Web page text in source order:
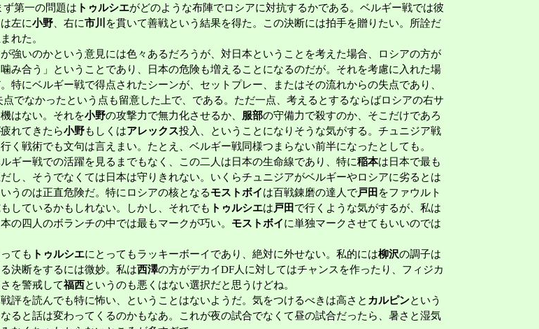
第一の問題は トゥルシエがどのような布陣でロシアに対抗するかである。ベルギー戦では彼
左に小野 、右に市川
を貫いて善戦という結果を得た。この決断には拍手を贈りたい。所詮だ
れた。
いのかという意見には色々あるだろうが、対日本ということを考えた場合、ロシアの方が
み合う」ということであり、日本の危険も増えることになるのだが。それを考慮に入れた場
にベルギー戦で得点されたシーンが、セットプレー、またはその流れからの失点であり、
でなかったという点も留意した上で、である。ただ一点、考えるとするならばロシアの右サ
はない。それを小野の攻撃力で無力化させるか、 服部の守備力で殺すのか、そこだけであろ
れてきたら小野もしくはアレックス投入、ということになりそうな気がする。チュニジア戦
く戦術でも文句は言えまい。たとえ、ベルギー戦同様つまらない前半になったとしても。
ギー戦での活躍を見るまでもなく、この二人は日本の生命線であり、特に稲本は日本で最も
し、そうでなくては日本は守りきれない。いくらチュニジアがベルギーやロシアに劣るとは
うのは正直危険だ。特にロシアの核となるモストボイは百戦錬磨の達人で戸田 をファウルト
しているかもしれない。しかし、それでも トゥルシエは 戸田 で行くような気がするが、私は
の四人のボランチの中では最もマークが巧い。 モストボイに単独マークさせてもいいのでは
ても トゥルシエにとってもラッキーボーイであり、絶対に外せない。私的には柳沢の調子は
決断をするには微妙。私は西澤の方がデカイDF人に対してはチャンスを作ったり、フィジカ
を警戒して福西というのも悪くはない選択だと思うけどね。
を読んでも特に怖い、ということはないようだ。気をつけるべきは高さと カルピンという
ると話は変わってくるのかもなあ。これが夜の試合でなくて昼の試合だったら、暑さと湿気